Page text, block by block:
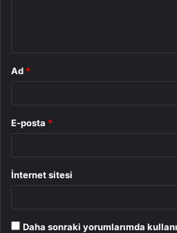
Ad *
E-posta *
İnternet sitesi
Daha sonraki yorumlarımda